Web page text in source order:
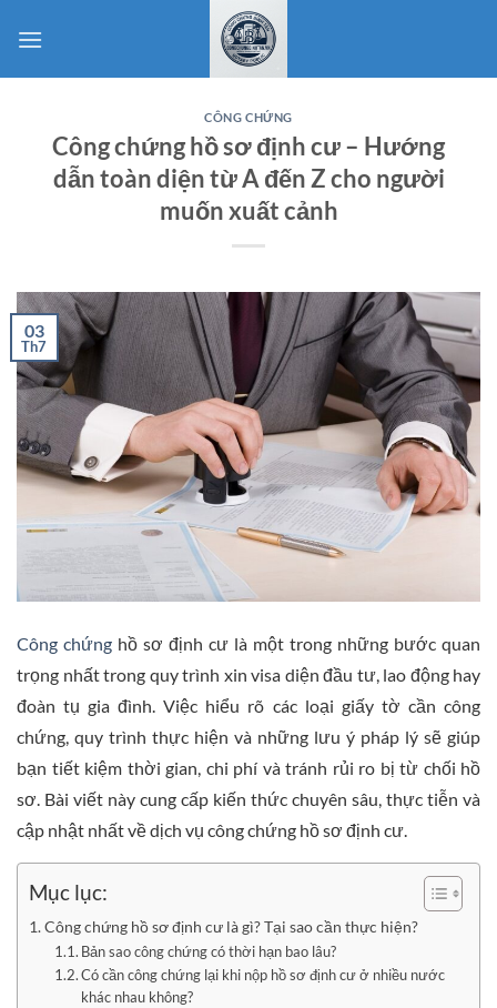
qua
CÔNG CHỨNG
Công chứng hồ sơ định cư – Hướng
dẫn toàn diện từ A đến Z cho người
muốn xuất cảnh
03
Th7
Công chứng hồ sơ định cư là một trong những bước quan
trọng nhất trong quy trình xin visa diện đầu tư, lao động hay
đoàn tụ gia đình. Việc hiểu rõ các loại giấy tờ cần công
chứng, quy trình thực hiện và những lưu ý pháp lý sẽ giúp
bạn tiết kiệm thời gian, chi phí và tránh rủi ro bị từ chối hồ
sơ. Bài viết này cung cấp kiến thức chuyên sâu, thực tiễn và
cập nhật nhất về dịch vụ công chứng hồ sơ định cư.
Mục lục:
Công chứng hồ sơ định cư là gì? Tại sao cần thực hiện?
Bản sao công chứng có thời hạn bao lâu?
Có cần công chứng lại khi nộp hồ sơ định cư ở nhiều nước
khác nhau không?